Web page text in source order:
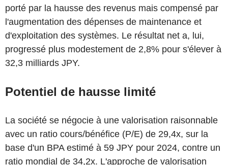
porté par la hausse des revenus mais compensé par
l'augmentation des dépenses de maintenance et
d'exploitation des systèmes. Le résultat net a, lui,
progressé plus modestement de 2,8% pour s'élever à
32,3 milliards JPY.
Potentiel de hausse limité
La société se négocie à une valorisation raisonnable
avec un ratio cours/bénéfice (P/E) de 29,4x, sur la
base d'un BPA estimé à 59 JPY pour 2024, contre un
ratio mondial de 34,2x. L'approche de valorisation